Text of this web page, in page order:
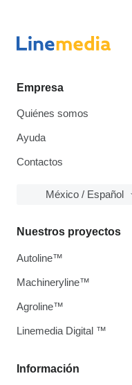
Empresa
Quiénes somos
Ayuda
Contactos
México / Español
Información
Nuestros proyectos
Autoline™
Machineryline™
Agroline™
Linemedia Digital ™